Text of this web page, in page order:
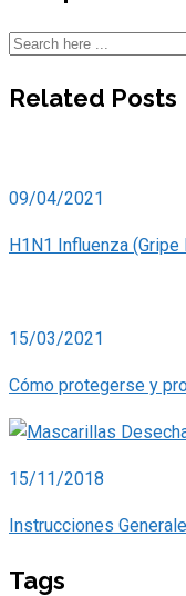
Related Posts
09/04/2021
H1N1 Influenza (Gripe
15/03/2021
Cómo protegerse y
15/11/2018
Instrucciones
Tags